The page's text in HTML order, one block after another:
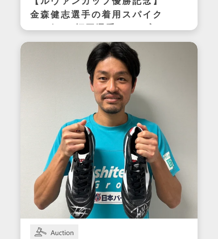
金森健志選手の着用スパイク
(アビスパ福岡選手サイン入
り)